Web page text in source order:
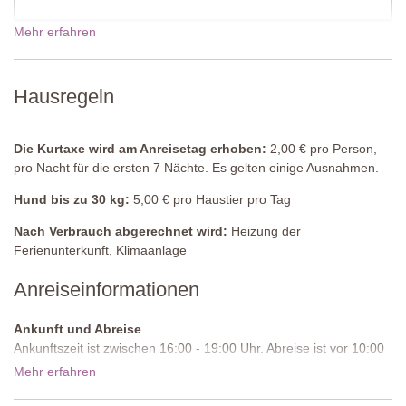
Schlafzimmer
kann), KIeiderschrank
Dusche, Waschbecken, WC
Länge: 13 Meter
Breite: 5 Meter
Zugang: römische Stufen
Geöffnet: April bis Oktober
Umzäunung: ja
Reinigung: Salz
Entfernung von den Unterkünften: max. 90 Meter
Mehr erfahren
Hausregeln
Die Kurtaxe wird am Anreisetag erhoben: 2,00 € pro Person,
pro Nacht für die ersten 7 Nächte. Es gelten einige Ausnahmen.
Hund bis zu 30 kg: 5,00 € pro Haustier pro Tag
Nach Verbrauch abgerechnet wird: Heizung der
Ferienunterkunft, Klimaanlage
Anreiseinformationen
Ankunft und Abreise
Ankunftszeit ist zwischen 16:00 - 19:00 Uhr. Abreise ist vor 10:00
Uhr morgens.
Zufahrtsstraße:Ungepflastert, ebenmäßig
Mehr erfahren